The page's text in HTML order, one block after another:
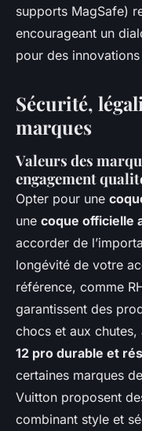
supports MagSafe)
encourageant un
pour des
Sécurité,
marques
Valeurs des
engagement
Opter pour une
une coque officielle
accorder de
longévité de votre
référence, comme
garantissent des
chocs et aux chutes,
12 pro durable et
certaines marques
Vuitton proposent
combinant style et